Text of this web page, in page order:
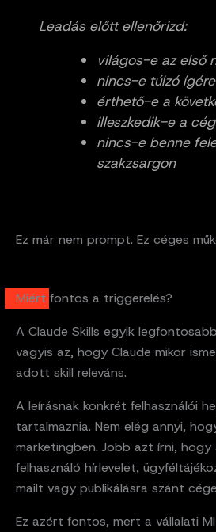
Leadás előtt ellenőrizd:
világos-e az első
nincs-e túlzó
érthető-e a
illeszkedik-e a
nincs-e benne
szakzsargon
Ez már nem prompt. Ez céges
Miért fontos a triggerelés?
A Claude Skills egyik
vagyis az, hogy Claude mikor
adott skill releváns.
A leírásnak konkrét felhasználói
tartalmaznia. Nem elég annyi,
marketingben. Jobb azt írni, hogy
felhasználó hírlevelet,
mailt vagy publikálásra szánt
Ez azért fontos, mert a vállalati